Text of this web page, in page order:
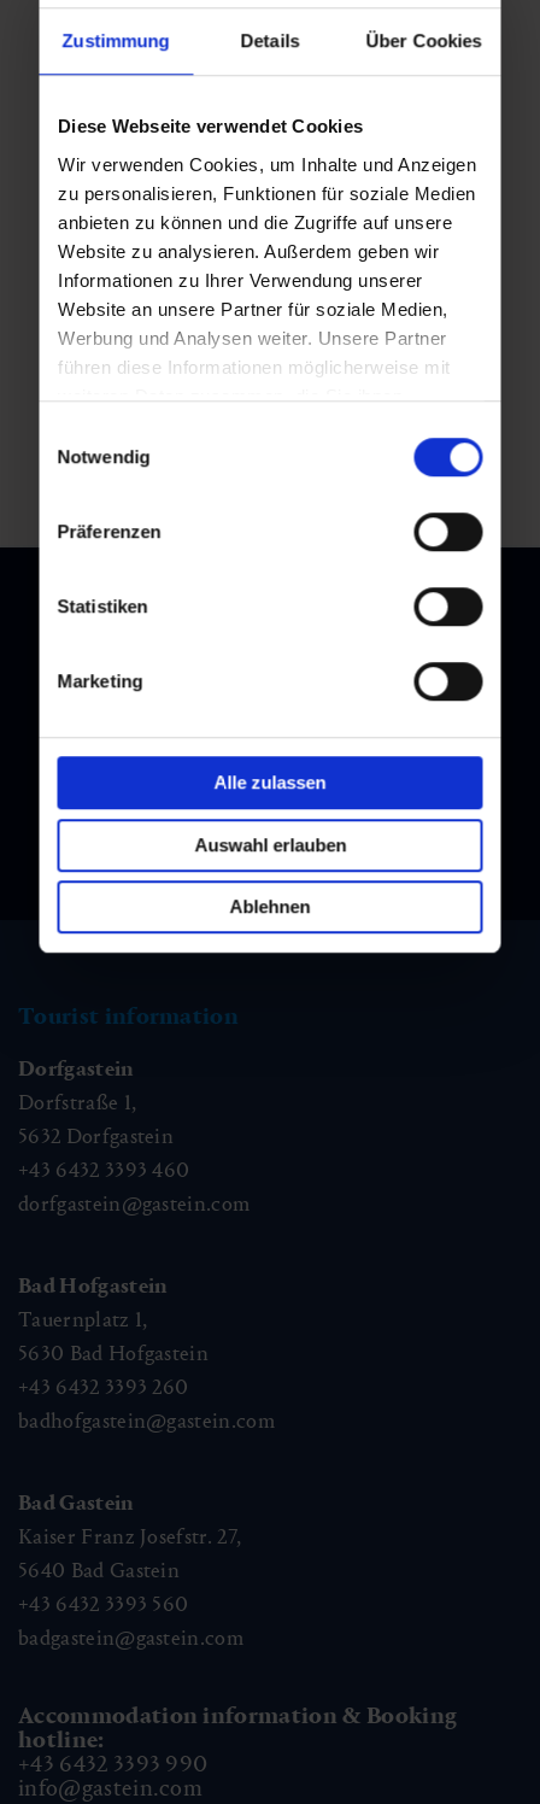
Zustimmung Details Über Cookies
Diese Webseite verwendet Cookies
Wir verwenden Cookies, um Inhalte und Anzeigen
zu personalisieren, Funktionen für soziale Medien
anbieten zu können und die Zugriffe auf unsere
Website zu analysieren. Außerdem geben wir
Informationen zu Ihrer Verwendung unserer
Website an unsere Partner für soziale Medien,
Werbung und Analysen weiter. Unsere Partner
führen diese Informationen möglicherweise mit
weiteren Daten zusammen, die Sie ihnen
Nutzung der Dienste gesammelt haben.
Notwendig
Präferenzen
Statistiken
Marketing
Alle zulassen
Auswahl erlauben
Ablehnen
back to overview
Tourist information
Dorfgastein
Dorfstraße 1,
5632 Dorfgastein
+43 6432 3393 460
dorfgastein@gastein.com
Bad Hofgastein
Tauernplatz 1,
5630 Bad Hofgastein
+43 6432 3393 260
badhofgastein@gastein.com
Bad Gastein
Kaiser Franz Josefstr. 27,
5640 Bad Gastein
+43 6432 3393 560
badgastein@gastein.com
Accommodation information & Booking
hotline:
+43 6432 3393 990
info@gastein.com